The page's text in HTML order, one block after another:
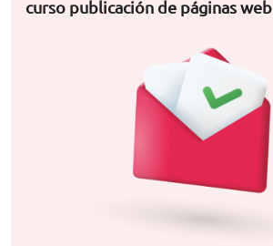
curso publicación de páginas web